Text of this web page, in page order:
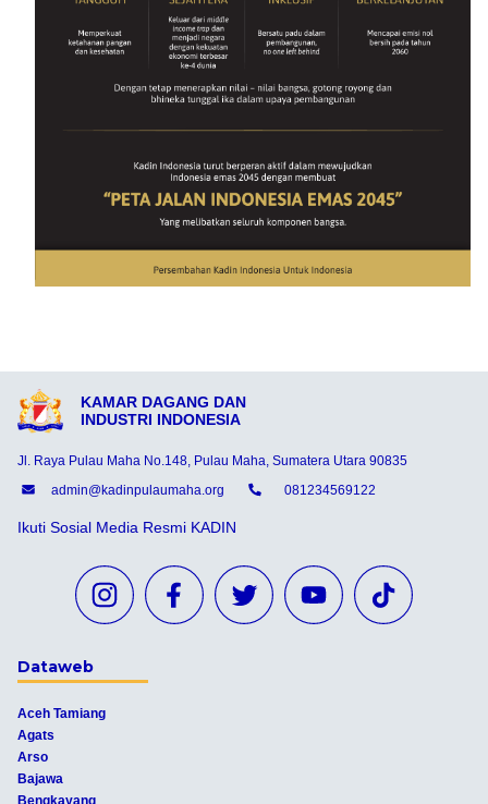
KAMAR DAGANG DAN
INDUSTRI INDONESIA
Jl. Raya Pulau Maha No.148, Pulau Maha, Sumatera Utara 90835
admin@kadinpulaumaha.org
081234569122
Ikuti Sosial Media Resmi KADIN
Dataweb
Aceh Tamiang
Agats
Arso
Bajawa
Bengkayang